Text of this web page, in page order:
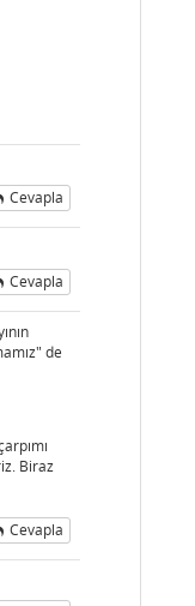
Cevapla
Cevapla
de
Biraz
Cevapla